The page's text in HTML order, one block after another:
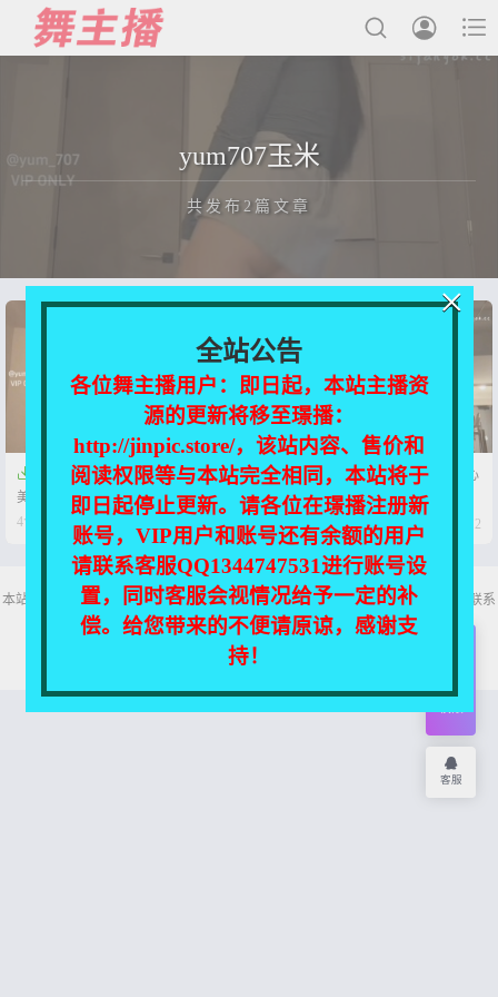



主播合集
充值&解压说明
用户中心
yum707玉米
共发布2篇文章
正在为您加载新内容

【TikTok】yum707玉米 推特小
美女2026春节庆典骚舞电臀野狼野狼
disco【2V-+15P-0.4G】
4个月前  0  2
 【TikTok】yum707玉米 2月DJ心
如止水开门骚舞【2V-212M】
5个月前
 2
本站所有资源均收集自互联网，仅供个人欣赏交流，如不慎侵犯了您的权益，请联系
我们，我们将尽快处理！
Copyright © 2026 舞主播
全站公告
各位舞主播用户：即日起，本站主播资
源的更新将移至璟播：
http://jinpic.store/，该站内容、售价和
阅读权限等与本站完全相同，本站将于
即日起停止更新。请各位在璟播注册新
账号，VIP用户和账号还有余额的用户
请联系客服QQ1344747531进行账号设
置，同时客服会视情况给予一定的补
偿。给您带来的不便请原谅，感谢支
持！
×
会员
客服